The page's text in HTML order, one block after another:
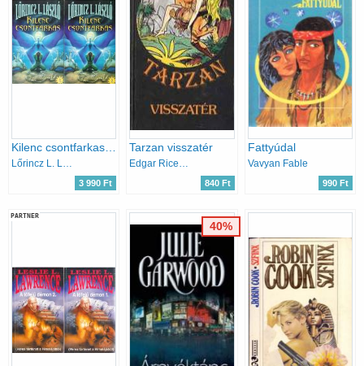
Lőrincz L. László
3 990 Ft
Tarzan visszatér
Edgar Rice Burroughs
840 Ft
Fattyúdal
Vavyan Fable
990 Ft
PARTNER
40%